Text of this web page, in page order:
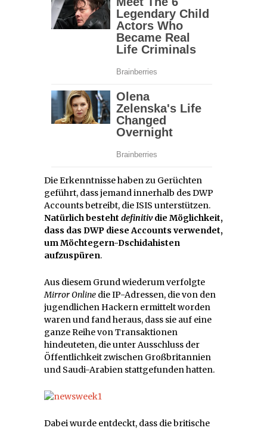
Die Erkenntnisse haben zu Gerüchten
geführt, dass jemand innerhalb des DWP
Accounts betreibt, die ISIS unterstützen.
Natürlich besteht definitivdie Möglichkeit,
dass das DWP diese Accounts verwendet,
um Möchtegern-Dschidahisten
aufzuspüren.
Aus diesem Grund wiederum verfolgte
Mirror Online die IP-Adressen, die von den
jugendlichen Hackern ermittelt worden
waren und fand heraus, dass sie auf eine
ganze Reihe von Transaktionen
hindeuteten, die unter Ausschluss der
Öffentlichkeit zwischen Großbritannien
und Saudi-Arabien stattgefunden hatten.
Dabei wurde entdeckt, dass die britische